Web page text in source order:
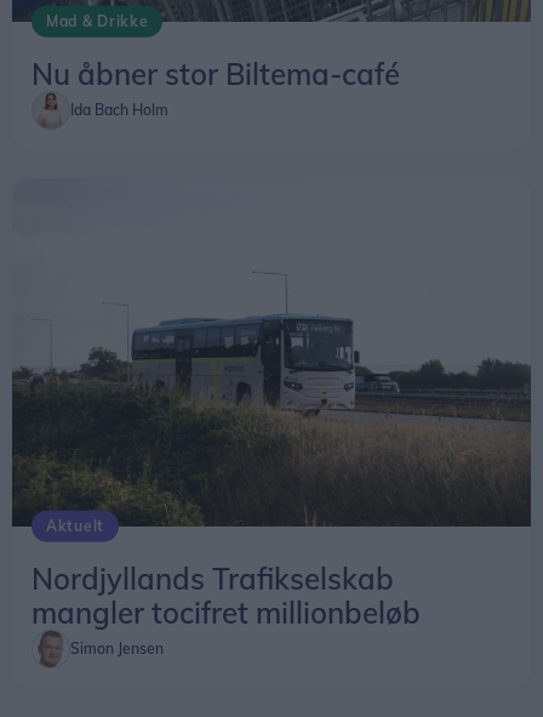
Mad & Drikke
Nu åbner stor Biltema-café
Ida Bach Holm
Aktuelt
Nordjyllands Trafikselskab
mangler tocifret millionbeløb
Simon Jensen